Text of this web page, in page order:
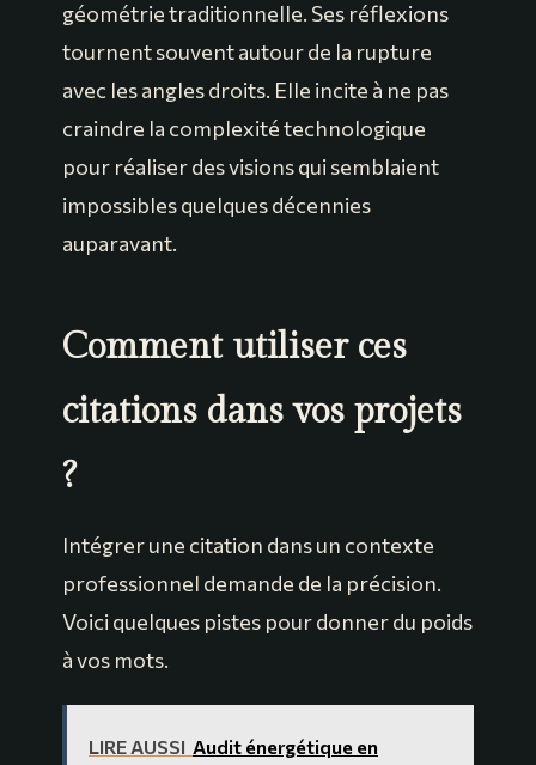
géométrie traditionnelle. Ses réflexions
tournent souvent autour de la rupture
avec les angles droits. Elle incite à ne pas
craindre la complexité technologique
pour réaliser des visions qui semblaient
impossibles quelques décennies
auparavant.
Comment utiliser ces
citations dans vos projets
?
Intégrer une citation dans un contexte
professionnel demande de la précision.
Voici quelques pistes pour donner du poids
à vos mots.
LIRE AUSSI Audit énergétique en